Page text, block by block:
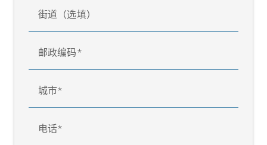
街道（选填）
邮政编码
城市
电话